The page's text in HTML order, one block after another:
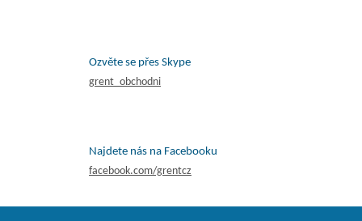
Ozvěte se přes Skype
grent_obchodni
Najdete nás na Facebooku
facebook.com/grentcz